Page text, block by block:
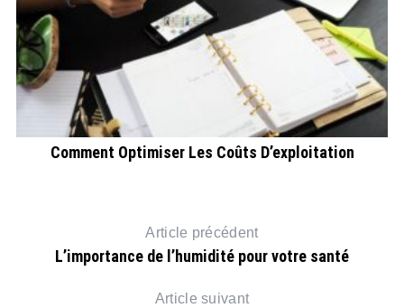
Comment Optimiser Les Coûts D’exploitation
Article précédent
L’importance de l’humidité pour votre santé
Article suivant